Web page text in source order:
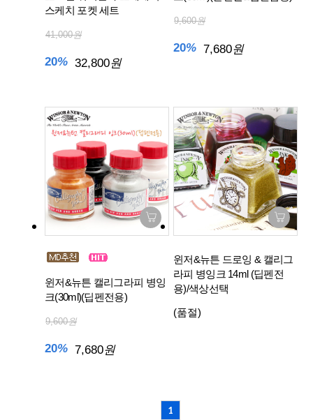
스케치 포켓 세트
41,000원
20% 32,800원
9,600원
20% 7,680원
윈저&뉴튼 캘리그라피 병잉
크(30ml)(딥펜전용)
9,600원
20% 7,680원
윈저&뉴튼 드로잉 & 캘리그
라피 병잉크 14ml (딥펜전
용)/색상선택
(품절)
1